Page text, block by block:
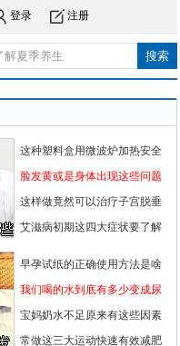
登录 注册
这种塑料盒用微波炉加热安全
脸发黄或是身体出现这些问题
这样做竟然可以治疗子宫脱垂
艾滋病初期这四大症状要了解
早孕试纸的正确使用方法是啥
我们喝的水到底有多少变成尿
宝妈奶水不足原来有这些因素
常做这三大运动快速有效减肥